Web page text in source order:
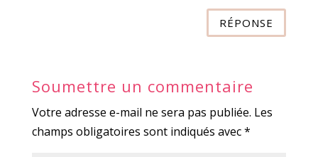
RÉPONSE
Soumettre un commentaire
Votre adresse e-mail ne sera pas publiée. Les
champs obligatoires sont indiqués avec*